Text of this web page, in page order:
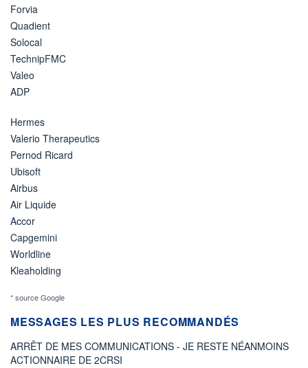
Forvia
Quadient
Solocal
TechnipFMC
Valeo
ADP
Hermes
Valerio Therapeutics
Pernod Ricard
Ubisoft
Airbus
Air Liquide
Accor
Capgemini
Worldline
Kleaholding
* source Google
MESSAGES LES PLUS RECOMMANDÉS
ARRÊT DE MES COMMUNICATIONS - JE RESTE NÉANMOINS
ACTIONNAIRE DE 2CRSI